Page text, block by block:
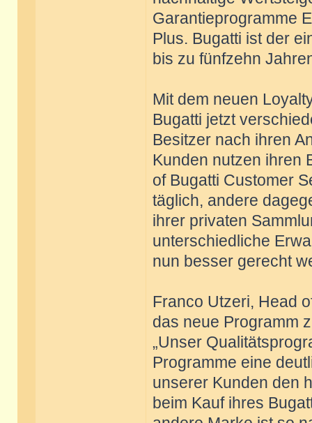
Garantieprogramme
Plus. Bugatti ist der
bis zu fünfzehn
Mit dem neuen
Bugatti jetzt
Besitzer nach ihren
Kunden nutzen ihren
of Bugatti Customer
täglich, andere
ihrer privaten
unterschiedliche
nun besser gerecht
Franco Utzeri, Head
das neue Programm
„Unser
Programme eine
unserer Kunden den
beim Kauf ihres